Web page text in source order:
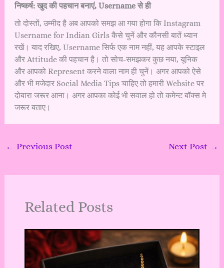
निष्कर्ष: खुद की पहचान बनाएं, Username से ही
तो दोस्तों, उम्मीद है अब आपको समझ आ गया होगा कि Instagram
Username for Indian Girls कैसे चुनें और कौनसी बातें ध्यान
रखें। याद रखिए, Username सिर्फ एक नाम नहीं, यह आपके स्टाइल
और Attitude की पहचान है। तो सोच-समझकर कुछ नया, यूनिक
और आपको Represent करने वाला नाम ही चुनें। अगर आपको ऐसे
और भी मजेदार Social Media Tips चाहिए तो हमारी Website पर
दोबारा जरूर आना। अगर आपका कोई भी सवाल हो तो कमेन्ट बॉक्स मे
जरूर बताए।
← Previous Post Next Post →
Related Posts